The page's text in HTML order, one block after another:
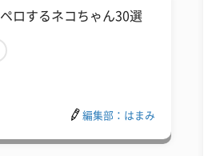
ロするネコちゃん30選
編集部：はまみ